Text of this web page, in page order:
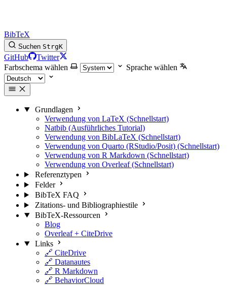
BibTeX
Suchen StrgK
GitHub
Twitter
Farbschema wählen
Sprache wählen
Grundlagen
Verwendung von LaTeX (Schnellstart)
Natbib (Ausführliches Tutorial)
Verwendung von BibLaTeX (Schnellstart)
Verwendung von Quarto (RStudio/Posit) (Schnellstart)
Verwendung von R Markdown (Schnellstart)
Verwendung von Overleaf (Schnellstart)
Referenztypen
Felder
BibTeX FAQ
Zitations- und Bibliographiestile
BibTeX-Ressourcen
Blog
Overleaf + CiteDrive
Links
🔗 CiteDrive
🔗 Datanautes
🔗 R Markdown
🔗 BehaviorCloud